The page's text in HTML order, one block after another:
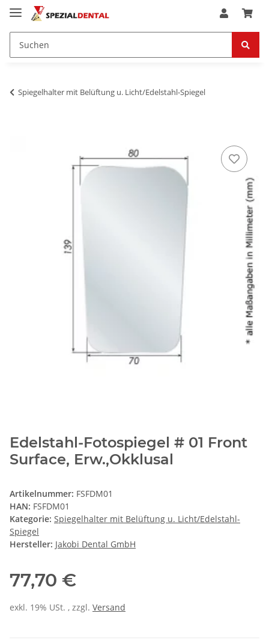
Spiegelhalter mit Belüftung u. Licht/Edelstahl-Spiegel
Edelstahl-Fotospiegel # 01 Front
Surface, Erw.,Okklusal
Artikelnummer: FSFDM01
HAN: FSFDM01
Kategorie: Spiegelhalter mit Belüftung u. Licht/Edelstahl-
Spiegel
Hersteller: Jakobi Dental GmbH
77,70 €
exkl. 19% USt. , zzgl. Versand